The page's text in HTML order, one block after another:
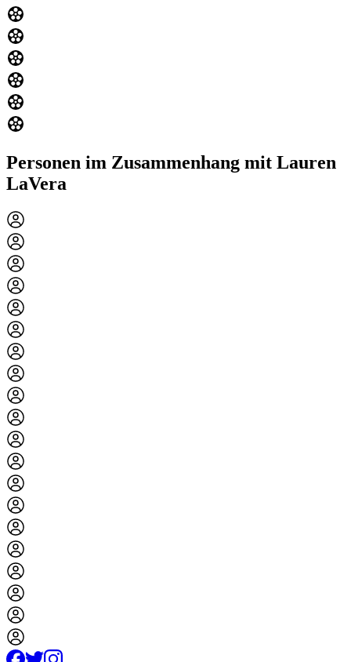
Personen im Zusammenhang mit Lauren
LaVera